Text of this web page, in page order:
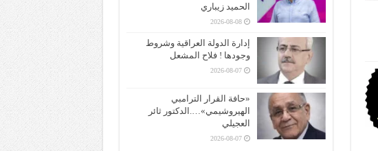
الحميد زيباري
2026-08-08
إدارة الدولة العراقية وشروط
وجودها ! فلاح المشعل
2026-08-07
«حافة القرار الترامبي
الهيروشيمي»….الدكتور ثائر
العجيلي
2026-08-07